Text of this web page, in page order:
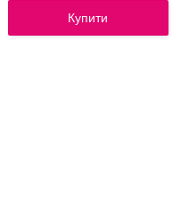
Купити